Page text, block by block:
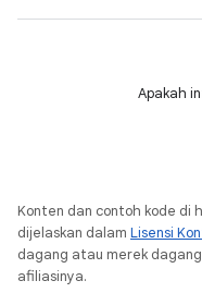
Apakah
Konten dan contoh kode di
dijelaskan dalam Lisensi
dagang atau merek
afiliasinya.